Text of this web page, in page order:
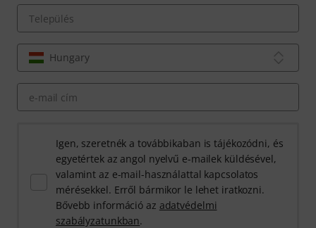
Település
Hungary
e-mail cím
Igen, szeretnék a továbbikaban is tájékozódni, és
egyetértek az angol nyelvű e-mailek küldésével,
valamint az e-mail-használattal kapcsolatos
mérésekkel. Erről bármikor le lehet iratkozni.
Bővebb információ az adatvédelmi
szabályzatunkban.